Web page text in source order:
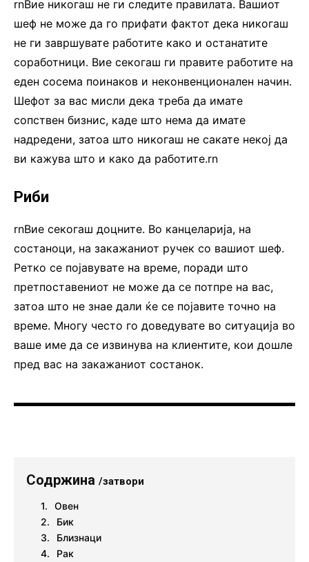
rnВие никогаш не ги следите правилата. Вашиот
шеф не може да го прифати фактот дека никогаш
не ги завршувате работите како и останатите
соработници. Вие секогаш ги правите работите на
еден сосема поинаков и неконвенционален начин.
Шефот за вас мисли дека треба да имате
сопствен бизнис, каде што нема да имате
надредени, затоа што никогаш не сакате некој да
ви кажува што и како да работите.rn
Риби
rnВие секогаш доцните. Во канцеларија, на
состаноци, на закажаниот ручек со вашиот шеф.
Ретко се појавувате на време, поради што
претпоставениот не може да се потпре на вас,
затоа што не знае дали ќе се појавите точно на
време. Многу често го доведувате во ситуација во
ваше име да се извинува на клиентите, кои дошле
пред вас на закажаниот состанок.
Содржина /затвори
Овен
Бик
Близнаци
Рак